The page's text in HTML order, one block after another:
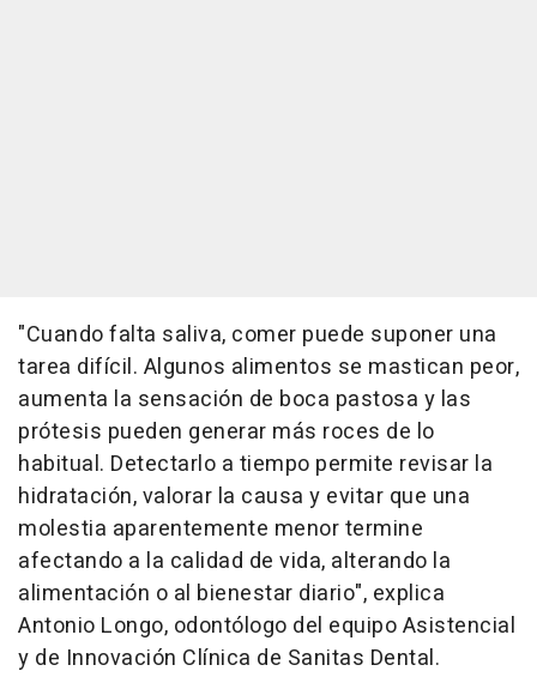
"Cuando falta saliva, comer puede suponer una
tarea difícil. Algunos alimentos se mastican peor,
aumenta la sensación de boca pastosa y las
prótesis pueden generar más roces de lo
habitual. Detectarlo a tiempo permite revisar la
hidratación, valorar la causa y evitar que una
molestia aparentemente menor termine
afectando a la calidad de vida, alterando la
alimentación o al bienestar diario", explica
Antonio Longo, odontólogo del equipo Asistencial
y de Innovación Clínica de Sanitas Dental.